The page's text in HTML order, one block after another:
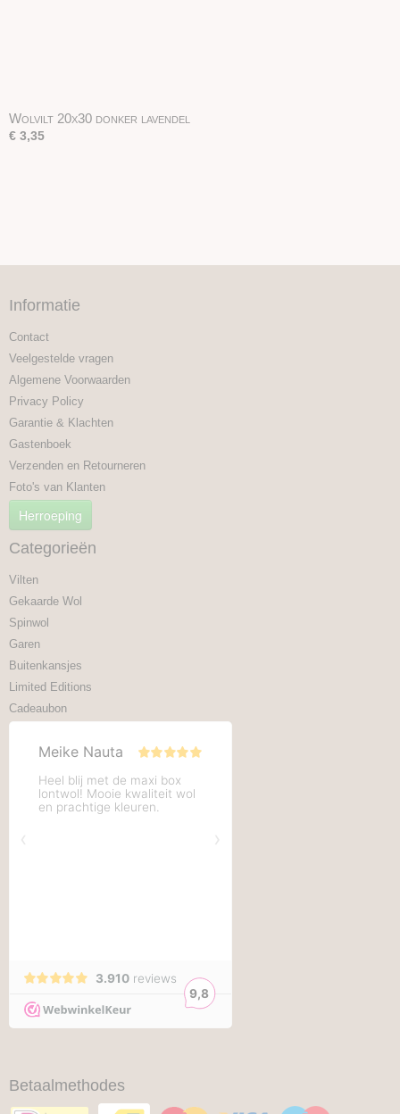
Wolvilt 20x30 donker lavendel
€ 3,35
Informatie
Contact
Veelgestelde vragen
Algemene Voorwaarden
Privacy Policy
Garantie & Klachten
Gastenboek
Verzenden en Retourneren
Foto's van Klanten
Herroeping
Categorieën
Vilten
Gekaarde Wol
Spinwol
Garen
Buitenkansjes
Limited Editions
Cadeaubon
Betaalmethodes